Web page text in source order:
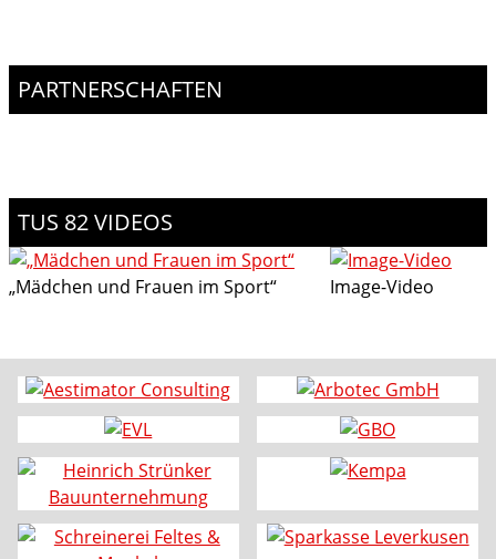
PARTNERSCHAFTEN
TUS 82 VIDEOS
„Mädchen und Frauen im Sport“ Image-Video